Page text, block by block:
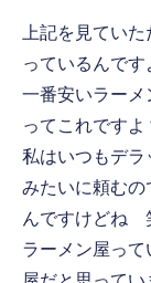
上記を見てい
っているんです
一番安いラー
ってこれですよ
私はいつもデラ
みたいに頼むの
んですけどね
ラーメン屋っ